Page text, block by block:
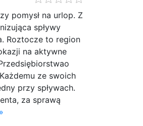
pomysł na urlop. Z
spływy
Roztocze to region
na aktywne
ze swoich
przy spływach.
za sprawą